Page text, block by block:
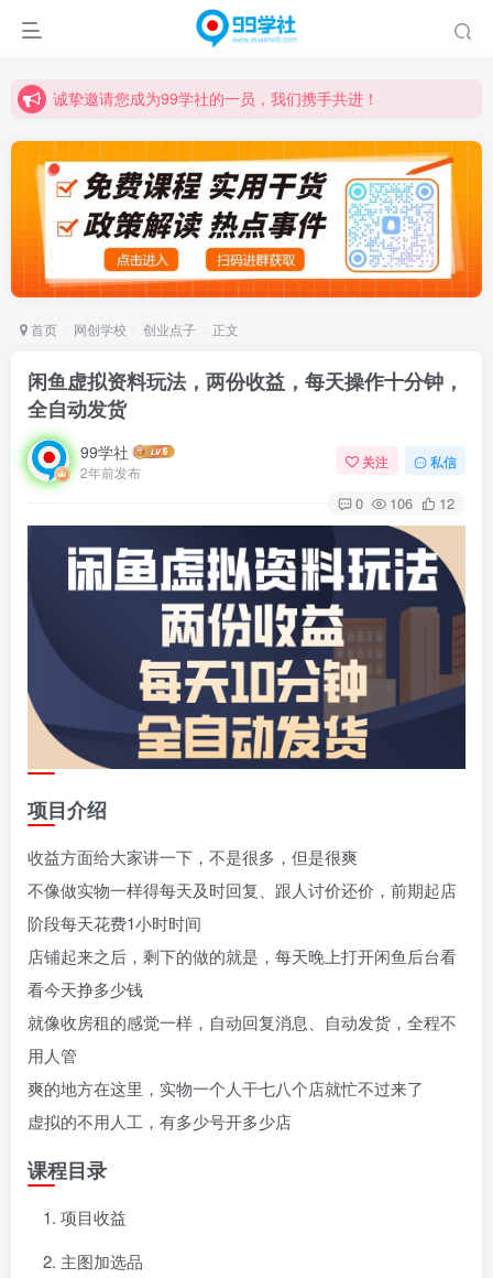
诚挚邀请您成为99学社的一员，我们携手共进！
诚挚邀请您成为99学社的一员，我们携手共进！
学习路上不孤独，99学社与你同行！分享全网优质VIP资源，炒股教程、创业教程、网络营销教程、自媒体短视频教程等，长期更新各大精品创业项目！
首页 网创学校 创业点子 正文
闲鱼虚拟资料玩法，两份收益，每天操作十分钟，
全自动发货
99学社
2年前发布
关注 私信
0 106 12
项目介绍
收益方面给大家讲一下，不是很多，但是很爽
不像做实物一样得每天及时回复、跟人讨价还价，前期起店
阶段每天花费1小时时间
店铺起来之后，剩下的做的就是，每天晚上打开闲鱼后台看
看今天挣多少钱
就像收房租的感觉一样，自动回复消息、自动发货，全程不
用人管
爽的地方在这里，实物一个人干七八个店就忙不过来了
虚拟的不用人工，有多少号开多少店
课程目录
项目收益
主图加选品